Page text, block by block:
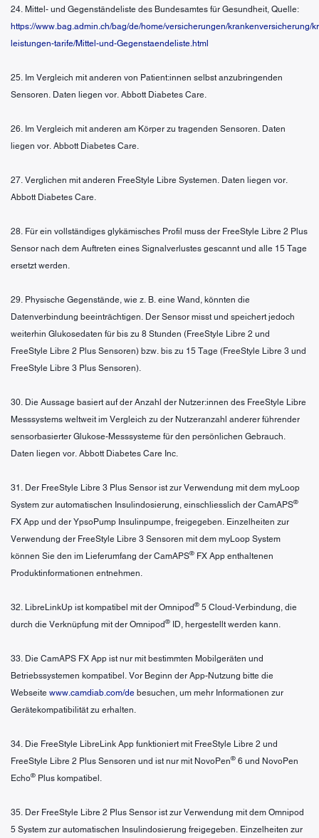
24. Mittel- und Gegenständeliste des Bundesamtes für Gesundheit, Quelle:
https://www.bag.admin.ch/bag/de/home/versicherungen/krankenversicherung/
leistungen-tarife/Mittel-und-Gegenstaendeliste.html
25. Im Vergleich mit anderen von Patient:innen selbst anzubringenden
Sensoren. Daten liegen vor. Abbott Diabetes Care.
26. Im Vergleich mit anderen am Körper zu tragenden Sensoren. Daten
liegen vor. Abbott Diabetes Care.
27. Verglichen mit anderen FreeStyle Libre Systemen. Daten liegen vor.
Abbott Diabetes Care.
28. Für ein vollständiges glykämisches Profil muss der FreeStyle Libre 2 Plus
Sensor nach dem Auftreten eines Signalverlustes gescannt und alle 15 Tage
ersetzt werden.
29. Physische Gegenstände, wie z. B. eine Wand, könnten die
Datenverbindung beeinträchtigen. Der Sensor misst und speichert jedoch
weiterhin Glukosedaten für bis zu 8 Stunden (FreeStyle Libre 2 und
FreeStyle Libre 2 Plus Sensoren) bzw. bis zu 15 Tage (FreeStyle Libre 3 und
FreeStyle Libre 3 Plus Sensoren).
30. Die Aussage basiert auf der Anzahl der Nutzer:innen des FreeStyle Libre
Messsystems weltweit im Vergleich zu der Nutzeranzahl anderer führender
sensorbasierter Glukose-Messsysteme für den persönlichen Gebrauch.
Daten liegen vor. Abbott Diabetes Care Inc.
31. Der FreeStyle Libre 3 Plus Sensor ist zur Verwendung mit dem myLoop
System zur automatischen Insulindosierung, einschliesslich der CamAPS®
FX App und der YpsoPump Insulinpumpe, freigegeben. Einzelheiten zur
Verwendung der FreeStyle Libre 3 Sensoren mit dem myLoop System
können Sie den im Lieferumfang der CamAPS® FX App enthaltenen
Produktinformationen entnehmen.
32. LibreLinkUp ist kompatibel mit der Omnipod® 5 Cloud-Verbindung, die
durch die Verknüpfung mit der Omnipod® ID, hergestellt werden kann.
33. Die CamAPS FX App ist nur mit bestimmten Mobilgeräten und
Betriebssystemen kompatibel. Vor Beginn der App-Nutzung bitte die
Webseite www.camdiab.com/de besuchen, um mehr Informationen zur
Gerätekompatibilität zu erhalten.
34. Die FreeStyle LibreLink App funktioniert mit FreeStyle Libre 2 und
FreeStyle Libre 2 Plus Sensoren und ist nur mit NovoPen® 6 und NovoPen
Echo® Plus kompatibel.
35. Der FreeStyle Libre 2 Plus Sensor ist zur Verwendung mit dem Omnipod
5 System zur automatischen Insulindosierung freigegeben. Einzelheiten zur